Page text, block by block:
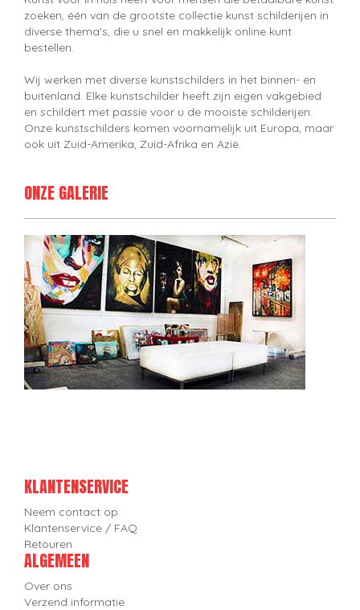
zoeken, één van de grootste collectie kunst schilderijen in
diverse thema's, die u snel en makkelijk online kunt
bestellen.
Wij werken met diverse kunstschilders in het binnen- en
buitenland. Elke kunstschilder heeft zijn eigen vakgebied
en schildert met passie voor u de mooiste schilderijen.
Onze kunstschilders komen voornamelijk uit Europa, maar
ook uit Zuid-Amerika, Zuid-Afrika en Azië.
ONZE GALERIE
KLANTENSERVICE
Neem contact op
Klantenservice / FAQ
Retouren
ALGEMEEN
Over ons
Verzend informatie